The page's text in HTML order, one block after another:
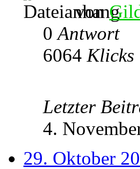
von
0Antwort
6064 Klicks
Letzter
4.
29. Oktober